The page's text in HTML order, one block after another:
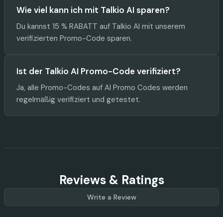
Wie viel kann ich mit Talkio AI sparen?
Du kannst 15 % RABATT auf Talkio AI mit unserem
verifizierten Promo-Code sparen.
Ist der Talkio AI Promo-Code verifiziert?
Ja, alle Promo-Codes auf AI Promo Codes werden
regelmäßig verifiziert und getestet.
Reviews & Ratings
Write a Review